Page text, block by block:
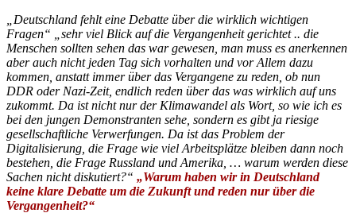
„Deutschland fehlt eine Debatte über die wirklich wichtigen
Fragen“ „sehr viel Blick auf die Vergangenheit gerichtet .. die
Menschen sollten sehen das war gewesen, man muss es anerkennen
aber auch nicht jeden Tag sich vorhalten und vor Allem dazu
kommen, anstatt immer über das Vergangene zu reden, ob nun
DDR oder Nazi-Zeit, endlich reden über das was wirklich auf uns
zukommt. Da ist nicht nur der Klimawandel als Wort, so wie ich es
bei den jungen Demonstranten sehe, sondern es gibt ja riesige
gesellschaftliche Verwerfungen. Da ist das Problem der
Digitalisierung, die Frage wie viel Arbeitsplätze bleiben dann noch
bestehen, die Frage Russland und Amerika, … warum werden diese
Sachen nicht diskutiert?“ „Warum haben wir in Deutschland
keine klare Debatte um die Zukunft und reden nur über die
Vergangenheit?“